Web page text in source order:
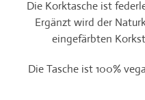
Die Korktasche ist
Ergänzt wird der
eingefärbten
Die Tasche ist 100%